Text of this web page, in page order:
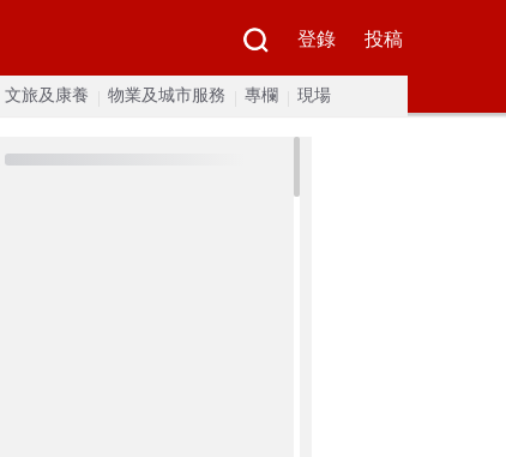
登錄 投稿
文旅及康養 物業及城市服務 專欄 現場